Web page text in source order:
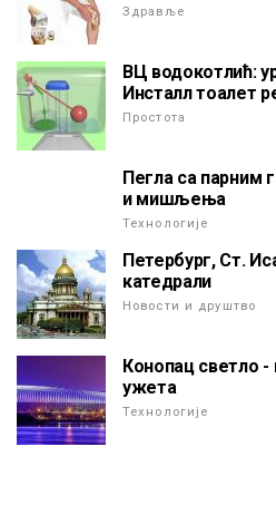
Здравље
ВЦ водокотлић:
Инсталл тоалет
Простота
Пегла са парним
и мишљења
Технологије
Петербург, Ст.
катедрали
Новости и друштво
Конопац светло -
ужета
Технологије